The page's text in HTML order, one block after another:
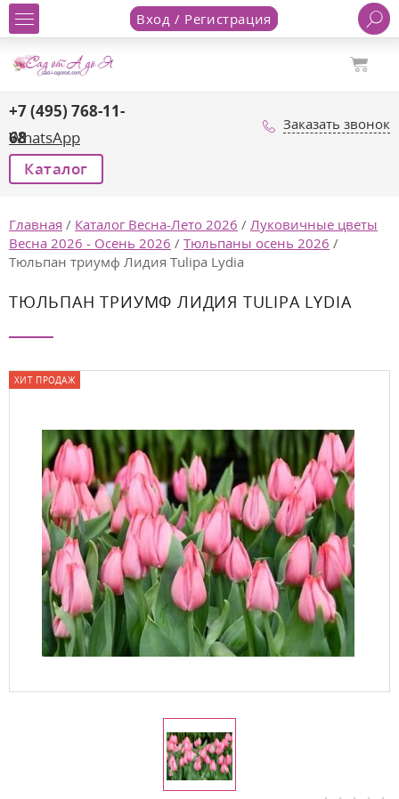
Вход / Регистрация
+7 (495) 768-11-
68
WhatsApp
Заказать звонок
Каталог
Главная / Каталог Весна-Лето 2026 / Луковичные цветы
Весна 2026 - Осень 2026 / Тюльпаны осень 2026 /
Тюльпан триумф Лидия Tulipa Lydia
ТЮЛЬПАН ТРИУМФ ЛИДИЯ TULIPA LYDIA
ХИТ ПРОДАЖ